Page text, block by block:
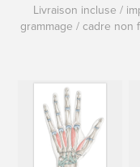
Livraison incluse /
grammage / cadre non